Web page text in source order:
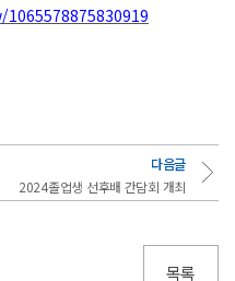
다음글
2024졸업생 선후배 간담회 개최
목록